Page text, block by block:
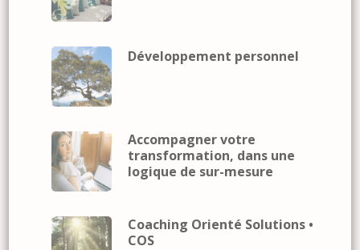
Développement personnel
Accompagner votre
transformation, dans une
logique de sur-mesure
Coaching Orienté Solutions •
COS